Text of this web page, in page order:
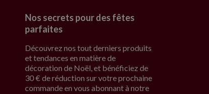
Nos secrets pour des fêtes
parfaites
Découvrez nos tout derniers produits
et tendances en matière de
décoration de Noël, et bénéficiez de
30 € de réduction sur votre prochaine
commande en vous abonnant à notre